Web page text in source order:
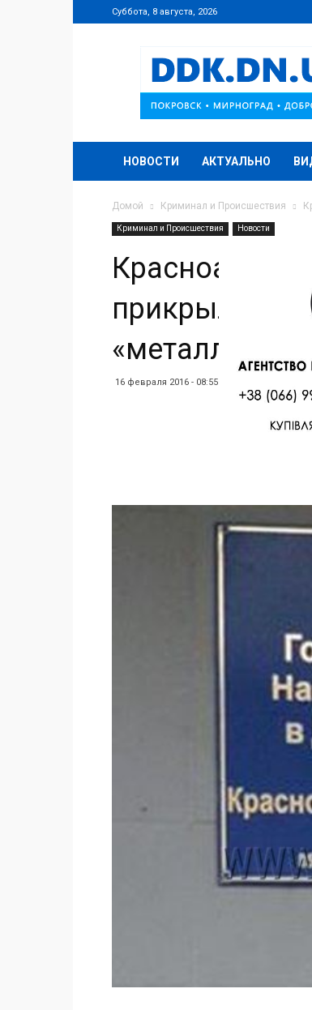
Суббота, 8 августа, 2026
DDK.DN.UA
НОВОСТИ АКТУАЛЬНО
Домой Криминал и Происшествия
Криминал и Происшествия Новости
прикрыл
«металлистов»
16 февраля 2016 - 08:55